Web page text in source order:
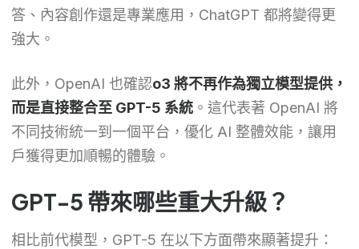
答、內容創作還是專業應用，ChatGPT 都將變得更
強大。
此外，OpenAI 也確認o3 將不再作為獨立模型提供，
而是直接整合至 GPT-5 系統。這代表著 OpenAI 將
不同技術統一到一個平台，優化 AI 整體效能，讓用
戶獲得更加順暢的體驗。
GPT-5 帶來哪些重大升級？
相比前代模型，GPT-5 在以下方面帶來顯著提升：